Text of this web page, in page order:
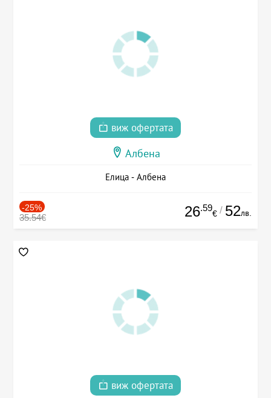
виж офертата
Албена
Елица - Албена
-25%
35.54€ 26.59
€ / 52лв.
виж офертата